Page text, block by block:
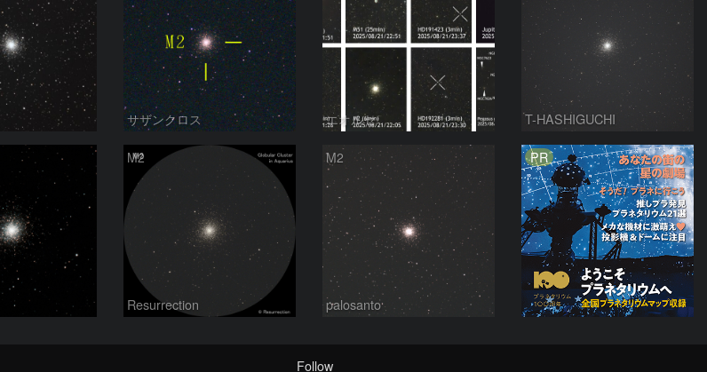
サザンクロス エオルセ T-HASHIGUCHI
M2
Resurrection
M2
palosanto
PR
Follow